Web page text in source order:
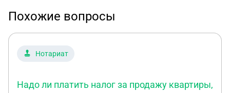
Похожие вопросы
Нотариат
Надо ли платить налог за продажу квартиры,